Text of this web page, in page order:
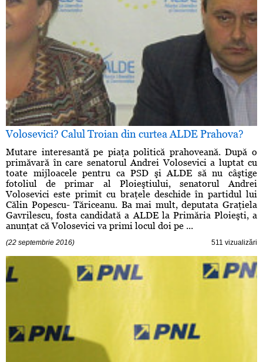
Volosevici? Calul Troian din curtea ALDE Prahova?
Mutare interesantă pe piaţa politică prahoveană. După o
primăvară în care senatorul Andrei Volosevici a luptat cu
toate mijloacele pentru ca PSD şi ALDE să nu câştige
fotoliul de primar al Ploieştiului, senatorul Andrei
Volosevici este primit cu braţele deschide în partidul lui
Călin Popescu- Tăriceanu. Ba mai mult, deputata Graţiela
Gavrilescu, fosta candidată a ALDE la Primăria Ploieşti, a
anunţat că Volosevici va primi locul doi pe ...
(22 septembrie 2016) 511 vizualizări